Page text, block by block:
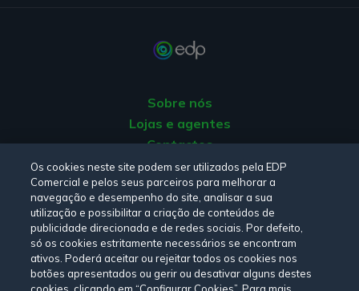
Sobre nós
Lojas e agentes
Contactos
Apoio ao Cliente
Origem da energia
Livro de Reclamações
Consulte a nossaPolítica de privacidade, Política de cookies
Termos e CondiçõeseDeclaração de Acessibilidade.
Os cookies neste site podem ser utilizados pela EDP
Comercial e pelos seus parceiros para melhorar a
navegação e desempenho do site, analisar a sua
utilização e possibilitar a criação de conteúdos de
publicidade direcionada e de redes sociais. Por defeito,
só os cookies estritamente necessários se encontram
ativos. Poderá aceitar ou rejeitar todos os cookies nos
botões apresentados ou gerir ou desativar alguns destes